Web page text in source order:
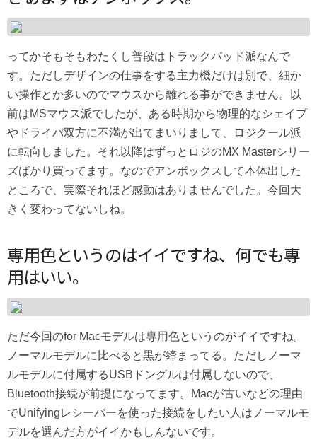
ってかそもそもわたくし普段はトラックパッド派なんで
す。ただしデザインの仕事をする主力機だけは別で、細か
い操作とか多いのでマウスから離れる事ができません。以
前はMSマウス派でしたが、ある時期から物理的なシェイプ
やドライバ双方に不満が出てまいりまして、ロジクール派
に転向しました。それ以降はずっとロジのMX Masterシリー
ズばかり買ってます。なのでアンボックスして本体出した
ところで、実際それほど感動はありませんでした。今回大
きく変わってないしね。
専用色というのはイイですね、何でも専
用はいい。
ただ今回のfor Macモデルは専用色というのがイイですね。
ノーマルモデルに比べると黒が締まってる。ただしノーマ
ルモデルに付属するUSBドングルは付属しないので、
Bluetooth接続が前提になってます。Macが古いなどの理由
でUnifyingレシーバーを使った接続をしたい人はノーマルモ
デルを選んだ方がイイかもしんないです。